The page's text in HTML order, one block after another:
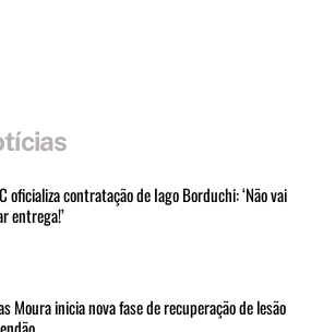
oficializa contratação de Iago Borduchi: ‘Não vai
entrega!’
Moura inicia nova fase de recuperação de lesão